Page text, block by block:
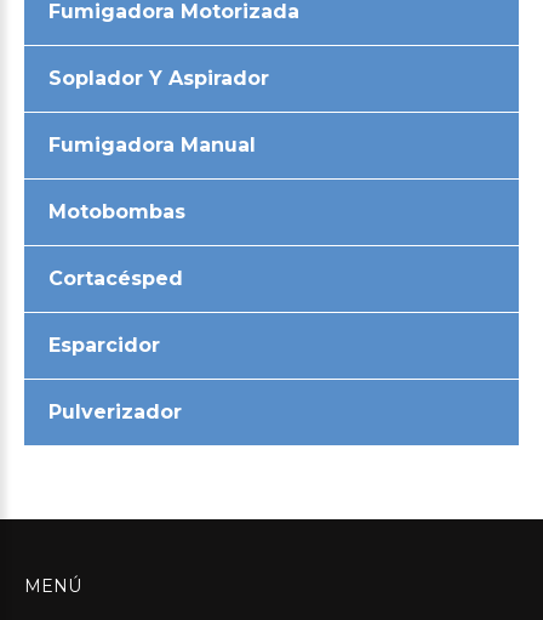
Fumigadora Motorizada
Soplador Y Aspirador
Fumigadora Manual
Motobombas
Cortacésped
Esparcidor
Pulverizador
MENÚ